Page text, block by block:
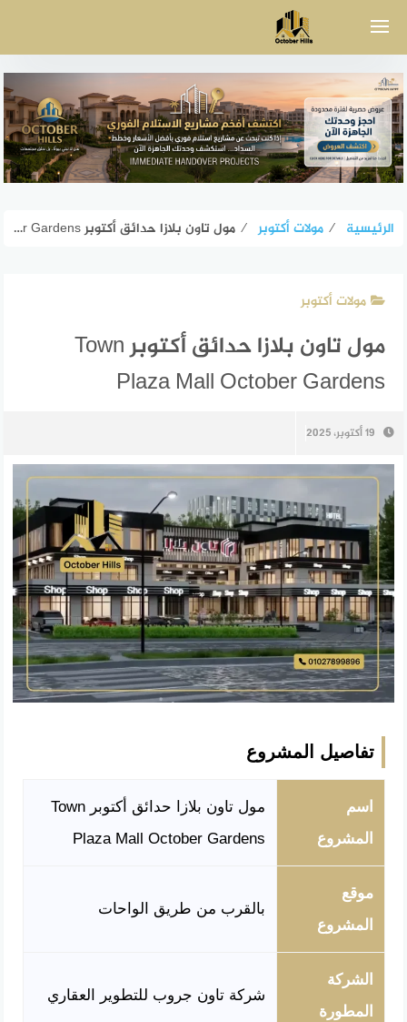
الرئيسية ⁄ مولات أكتوبر ⁄ مول تاون بلازا حدائق أكتوبر Town Plaza Mall October Gardens
مولات أكتوبر
مول تاون بلازا حدائق أكتوبر Town
Plaza Mall October Gardens
19 أكتوبر، 2025
تفاصيل المشروع
اسم
المشروع
مول تاون بلازا حدائق أكتوبر Town
Plaza Mall October Gardens
موقع
المشروع
بالقرب من طريق الواحات
الشركة
المطورة
شركة تاون جروب للتطوير العقاري